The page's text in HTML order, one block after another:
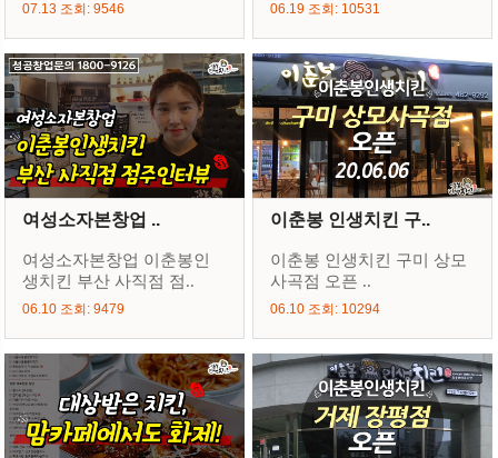
07.13 조회: 9546 06.19 조회: 10531
여성소자본창업 ..
여성소자본창업 이춘봉인
생치킨 부산 사직점 점..
06.10 조회: 9479
이춘봉 인생치킨 구..
이춘봉 인생치킨 구미 상모
사곡점 오픈 ..
06.10 조회: 10294